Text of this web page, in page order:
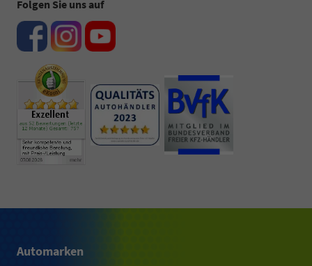
Folgen Sie uns auf
Automarken